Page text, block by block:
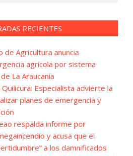
RECIENTES
de Agricultura anuncia
agrícola por sistema
La Araucanía
Especialista advierte la
planes de emergencia y
respalda informe por
y acusa que el
a los damnificados